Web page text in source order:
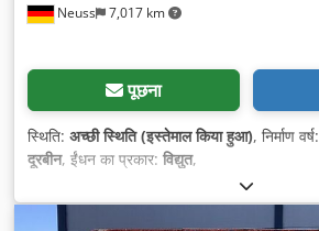
Neuss 7,017 km
पूछना
स्थिति: अच्छी स्थिति (इस्तेमाल किया हुआ), निर्माण वर्ष:
दूरबीन, ईंधन का प्रकार: विद्युत,